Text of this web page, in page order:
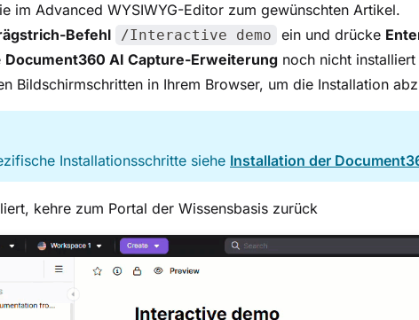
im Advanced WYSIWYG-Editor zum gewünschten Artikel.
Befehl /Interactive demo ein und drücke
Document360 AI Capture-Erweiterung noch nicht
Bildschirmschritten in Ihrem Browser, um die Installation
Installationsschritte siehe Installation der
kehre zum Portal der Wissensbasis zurück